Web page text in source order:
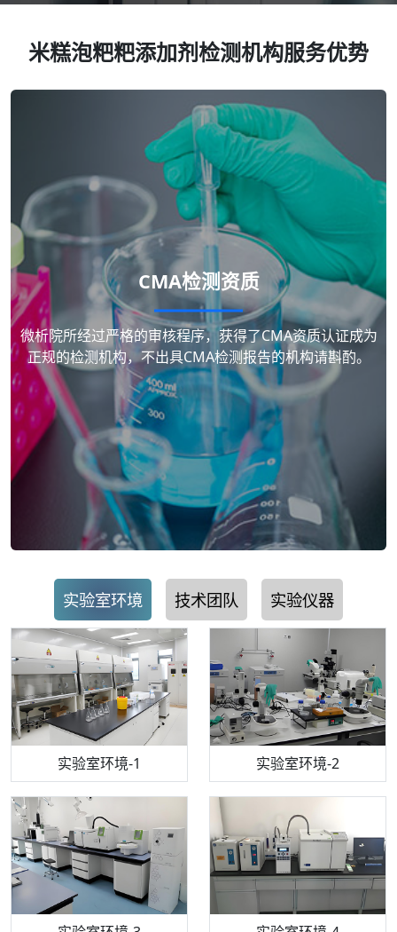
米糕泡粑粑添加剂检测机构服务优势
CMA检测资质
微析院所经过严格的审核程序，获得了CMA资质认证成为
正规的检测机构，不出具CMA检测报告的机构请斟酌。
实验室环境 技术团队 实验仪器
实验室环境-1 实验室环境-2
机构质检技术员-1 机构质检技术员-2
步入式恒温恒湿试验箱 电感耦合等离子体光谱仪